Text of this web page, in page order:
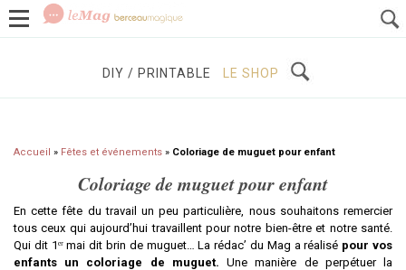
GROSSESSE BÉBÉS / ENFANTS
DIY / PRINTABLE LE SHOP
Accueil » Fêtes et événements » Coloriage de muguet pour enfant
Coloriage de muguet pour enfant
En cette fête du travail un peu particulière, nous souhaitons remercier
tous ceux qui aujourd’hui travaillent pour notre bien-être et notre santé.
Qui dit 1ᵉʳ mai dit brin de muguet… La rédac’ du Mag a réalisé pour vos
enfants un coloriage de muguet.Une manière de perpétuer la